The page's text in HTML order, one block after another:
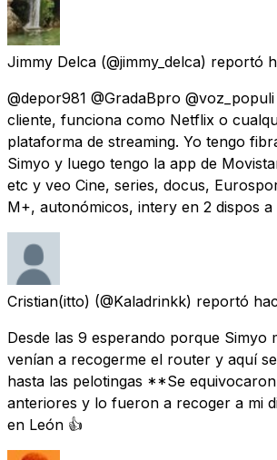
Jimmy Delca (@jimmy_delca) reportó
@depor981 @GradaBpro
cliente, funciona como Netflix o
plataforma de streaming. Yo tengo
Simyo y luego tengo la app de
etc y veo Cine, series, docus,
M+, autonómicos, intery en 2 dispos a
Cristian(itto) (@Kaladrinkk) reportó
Desde las 9 esperando porque Simyo
venían a recogerme el router y aquí
hasta las pelotingas **Se
anteriores y lo fueron a recoger a mi
en León 👍